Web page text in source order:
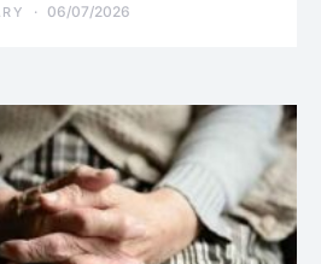
06/07/2026